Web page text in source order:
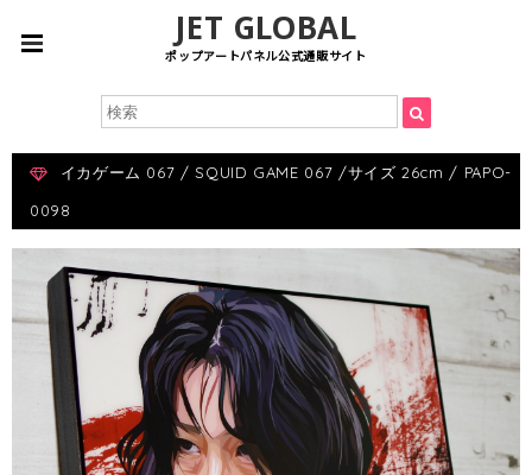
JET GLOBAL
ポップアートパネル公式通販サイト
イカゲーム 067 / SQUID GAME 067 /サイズ 26cm / PAPO-
0098